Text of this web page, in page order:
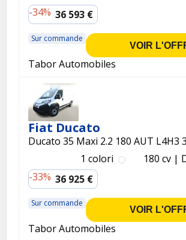
-34% 36 593 €
Sur commande
VOIR
Tabor Automobiles
Fiat Ducato
Ducato 35 Maxi 2.2 180 AUT L4H3
1 colori
180 cv
-33% 36 925 €
Sur commande
VOIR
Tabor Automobiles